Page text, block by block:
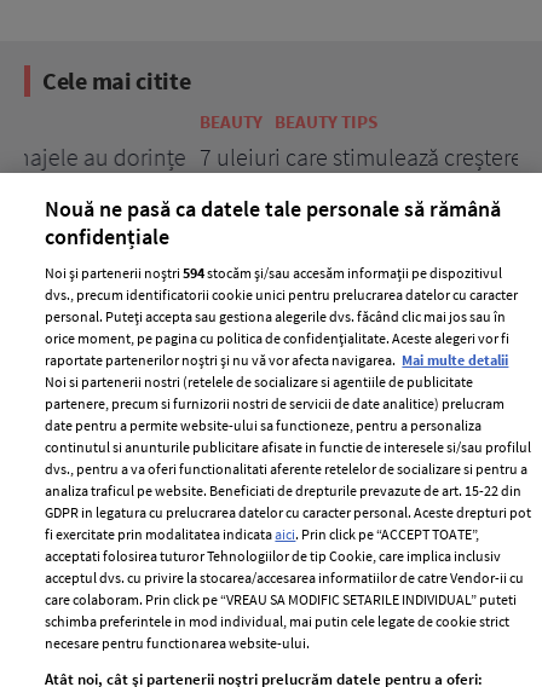
Cele mai citite
BEAUTY TIPS
7 uleiuri care stimulează creșterea rapidă a
ELLE Style Awards
2024
Despre ELLE
Romania
Contact
Abonamente
Termeni si conditii
Politica de
confidențialitate
Politica de cookies
Publicitate
Nouă ne pasă ca datele tale personale să rămână
confidențiale
Noi și partenerii noștri594stocăm și/sau accesăm informații pe dispozitivul
dvs., precum identificatorii cookie unici pentru prelucrarea datelor cu caracter
personal. Puteți accepta sau gestiona alegerile dvs. făcând clic mai jos sau în
orice moment, pe pagina cu politica de confidențialitate. Aceste alegeri vor fi
raportate partenerilor noștri și nu vă vor afecta navigarea. Mai multe detalii
Noi si partenerii nostri (retelele de socializare si agentiile de publicitate
partenere, precum si furnizorii nostri de servicii de date analitice) prelucram
date pentru a permite website-ului sa functioneze, pentru a personaliza
continutul si anunturile publicitare afisate in functie de interesele si/sau profilul
dvs., pentru a va oferi functionalitati aferente retelelor de socializare si pentru a
analiza traficul pe website. Beneficiati de drepturile prevazute de art. 15-22 din
GDPR in legatura cu prelucrarea datelor cu caracter personal. Aceste drepturi pot
fi exercitate prin modalitatea indicataaici. Prin click pe “ACCEPT TOATE”,
acceptati folosirea tuturor Tehnologiilor de tip Cookie, care implica inclusiv
acceptul dvs. cu privire la stocarea/accesarea informatiilor de catre Vendor-ii cu
care colaboram. Prin click pe “VREAU SA MODIFIC SETARILE INDIVIDUAL” puteti
schimba preferintele in mod individual, mai putin cele legate de cookie strict
necesare pentru functionarea website-ului.
Atât noi, cât și partenerii noștri prelucrăm datele pentru a oferi: